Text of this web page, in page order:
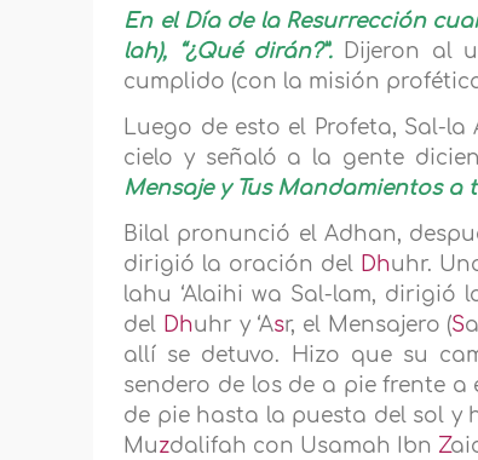
En el Día de la Resurrección
lah), “¿Qué dirán?”.
Dijeron al
cumplido (con la misión
Luego de esto el Profeta, Sal-
cielo y señaló a la gente
Mensaje y Tus Mandamientos
Bilal pronunció el Adhan,
dirigió la oración del Dhuhr.
lahu ‘Alaihi wa Sal-lam, dirigió
del Dhuhr y ‘Asr, el Mensajero (S
allí se detuvo. Hizo que su
sendero de los de a pie frente
de pie hasta la puesta del sol y
Muzdalifah con Usamah Ibn Z